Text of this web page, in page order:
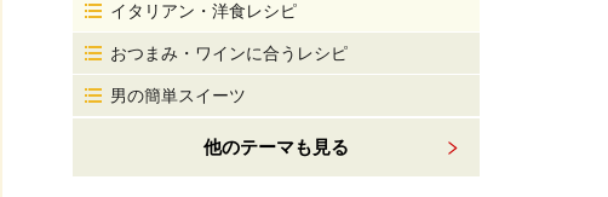
イタリアン・洋食レシピ
おつまみ・ワインに合うレシピ
男の簡単スイーツ
他のテーマも見る